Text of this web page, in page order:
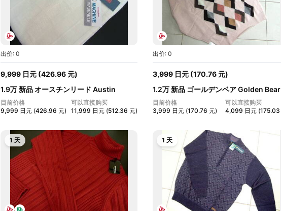
出价: 0
9,999 日元 (426.96 元)
1.9万 新品 オースチンリード Austin
Reed...
目前价格
9,999 日元 (426.96 元)
可以直接购买
11,999 日元 (512.36 元)
出价: 0
3,999 日元 (170.76 元)
1.2万 新品 ゴールデンベア Golden Bear
メ...
目前价格
3,999 日元 (170.76 元)
可以直接购买
4,099 日元 (175.03
1 天 1 天